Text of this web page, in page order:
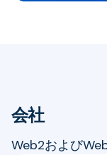
会社
Web2および